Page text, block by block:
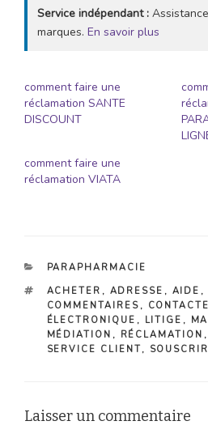
Service indépendant :
marques. En savoir plus
comment faire une
réclamation SANTE
DISCOUNT
comment faire une
réclamation VIATA
CATÉGORIES
PARAPHARMACIE
ÉTIQUETTES
ACHETER , ADRESSE , AIDE ,
COMMENTAIRES ,
ÉLECTRONIQUE , LITIGE ,
MÉDIATION , RÉCLAMATION ,
SERVICE CLIENT,
Laisser un commentaire